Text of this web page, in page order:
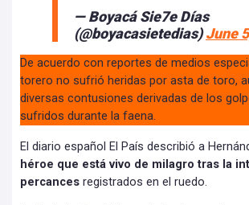
— Boyacá Sie7e Días
(@boyacasietedias)June
De acuerdo con reportes de medios
torero no sufrió heridas por asta de toro,
diversas contusiones derivadas de los
sufridos durante la faena.
El diario español El País describió a
héroe que está vivo de milagro tras la
percances registrados en el ruedo.